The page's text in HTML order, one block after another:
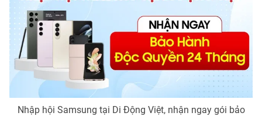
Nhập hội Samsung tại Di Động Việt, nhận ngay gói bảo